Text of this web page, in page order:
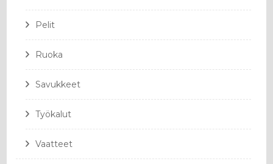
Pelit
Ruoka
Savukkeet
Työkalut
Vaatteet